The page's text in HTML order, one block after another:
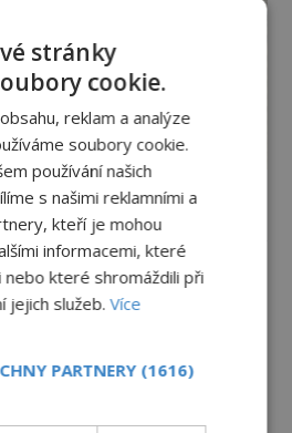
tajemné snímky
Je na něm přeci jen voda?
stránky
cookie.
reklam a analýze
soubory cookie.
používání našich
s našimi reklamními a
kteří je mohou
informacemi, které
které shromáždili při
jejich služeb.Více
PARTNERY (1616)